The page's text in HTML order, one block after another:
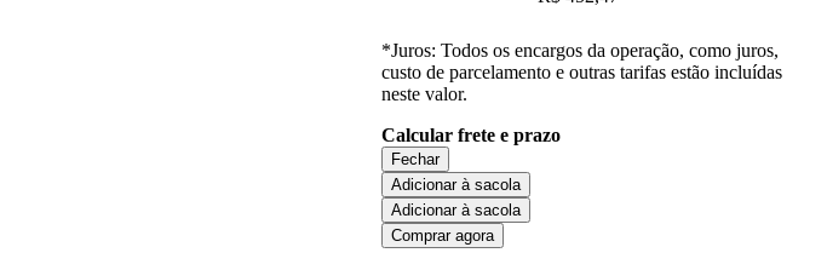
*Juros: Todos os encargos da operação, como juros,
custo de parcelamento e outras tarifas estão incluídas
neste valor.
Calcular frete e prazo
Fechar
Adicionar à sacola
Adicionar à sacola
Comprar agora